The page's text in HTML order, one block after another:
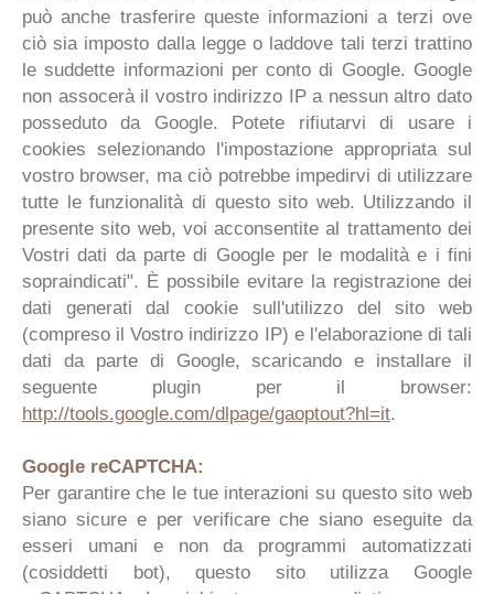
può anche trasferire queste informazioni a terzi ove
ciò sia imposto dalla legge o laddove tali terzi trattino
le suddette informazioni per conto di Google. Google
non assocerà il vostro indirizzo IP a nessun altro dato
posseduto da Google. Potete rifiutarvi di usare i
cookies selezionando l'impostazione appropriata sul
vostro browser, ma ciò potrebbe impedirvi di utilizzare
tutte le funzionalità di questo sito web. Utilizzando il
presente sito web, voi acconsentite al trattamento dei
Vostri dati da parte di Google per le modalità e i fini
sopraindicati". È possibile evitare la registrazione dei
dati generati dal cookie sull'utilizzo del sito web
(compreso il Vostro indirizzo IP) e l'elaborazione di tali
dati da parte di Google, scaricando e installare il
seguente plugin per il browser:
http://tools.google.com/dlpage/gaoptout?hl=it.
Google reCAPTCHA:
Per garantire che le tue interazioni su questo sito web
siano sicure e per verificare che siano eseguite da
esseri umani e non da programmi automatizzati
(cosiddetti bot), questo sito utilizza Google